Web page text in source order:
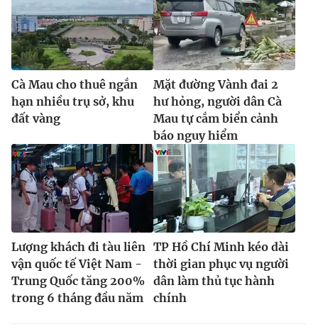
Cà Mau cho thuê ngắn
hạn nhiều trụ sở, khu
đất vàng
Mặt đường Vành đai 2
hư hỏng, người dân Cà
Mau tự cắm biển cảnh
báo nguy hiểm
Lượng khách đi tàu liên
vận quốc tế Việt Nam -
Trung Quốc tăng 200%
trong 6 tháng đầu năm
TP Hồ Chí Minh kéo dài
thời gian phục vụ người
dân làm thủ tục hành
chính